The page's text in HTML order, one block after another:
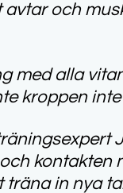
och
med alla
kroppen
kontakten
in nya